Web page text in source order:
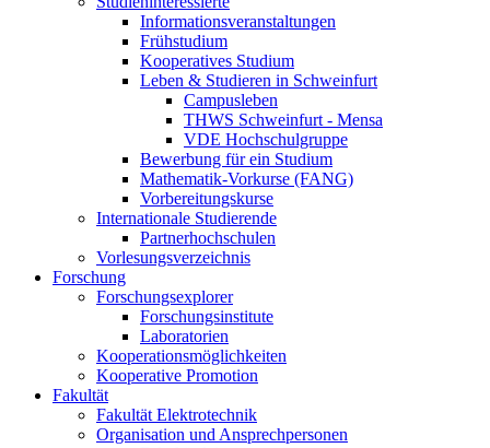
Informationsveranstaltungen
Frühstudium
Kooperatives Studium
Leben & Studieren in Schweinfurt
Campusleben
THWS Schweinfurt - Mensa
VDE Hochschulgruppe
Bewerbung für ein Studium
Mathematik-Vorkurse (FANG)
Vorbereitungskurse
Internationale Studierende
Partnerhochschulen
Vorlesungsverzeichnis
Forschung
Forschungsexplorer
Forschungsinstitute
Laboratorien
Kooperationsmöglichkeiten
Kooperative Promotion
Fakultät
Fakultät Elektrotechnik
Organisation und Ansprechpersonen